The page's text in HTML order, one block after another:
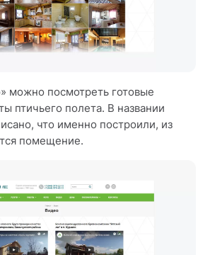
можно посмотреть готовые
птичьего полета. В названии
что именно построили, из
помещение.